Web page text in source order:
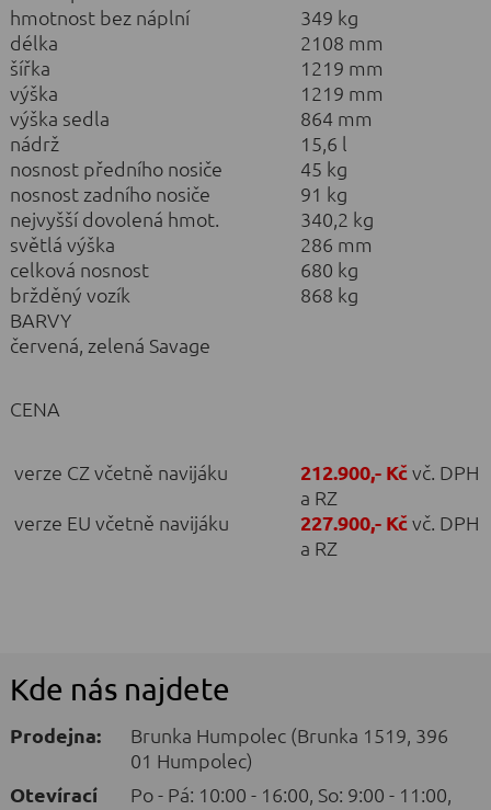
hmotnost bez náplní
349 kg
délka
2108 mm
šířka
1219 mm
výška
1219 mm
výška sedla
864 mm
nádrž
15,6 l
nosnost předního nosiče
45 kg
nosnost zadního nosiče
91 kg
nejvyšší dovolená hmot.
340,2 kg
světlá výška
286 mm
celková nosnost
680 kg
bržděný vozík
868 kg
BARVY
červená, zelená Savage
CENA
verze CZ včetně navijáku 212.900,- Kčvč. DPH
a RZ
verze EU včetně navijáku
227.900,- Kčvč. DPH
a RZ
Kde nás najdete
Prodejna:
Brunka Humpolec (Brunka 1519, 396
01 Humpolec)
Otevírací
Po - Pá: 10:00 - 16:00, So: 9:00 - 11:00,